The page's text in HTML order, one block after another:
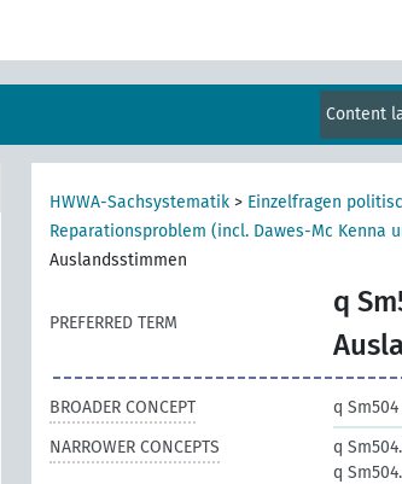
Content
HWWA-Sachsystematik > Einzelfragen
Reparationsproblem (incl. Dawes-Mc Kenna
Auslandsstimmen
PREFERRED TERM
q
BROADER CONCEPT q Sm504
NARROWER CONCEPTS
q
q